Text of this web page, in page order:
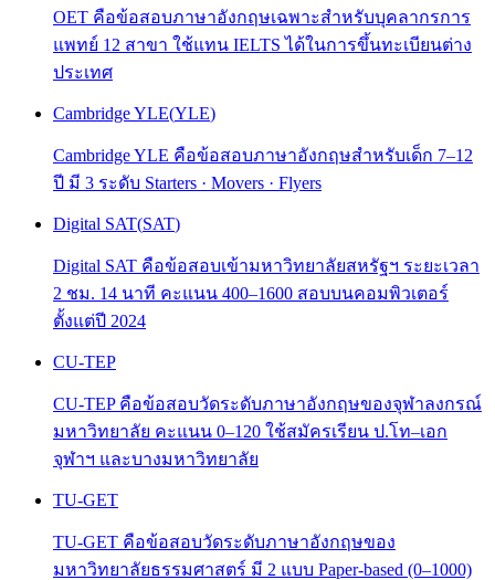
OET คือข้อสอบภาษาอังกฤษเฉพาะสำหรับบุคลากรการ
แพทย์ 12 สาขา ใช้แทน IELTS ได้ในการขึ้นทะเบียนต่าง
ประเทศ
Cambridge YLE(YLE)
Cambridge YLE คือข้อสอบภาษาอังกฤษสำหรับเด็ก 7–12
ปี มี 3 ระดับ Starters · Movers · Flyers
Digital SAT(SAT)
Digital SAT คือข้อสอบเข้ามหาวิทยาลัยสหรัฐฯ ระยะเวลา
2 ชม. 14 นาที คะแนน 400–1600 สอบบนคอมพิวเตอร์
ตั้งแต่ปี 2024
CU-TEP
CU-TEP คือข้อสอบวัดระดับภาษาอังกฤษของจุฬาลงกรณ์
มหาวิทยาลัย คะแนน 0–120 ใช้สมัครเรียน ป.โท–เอก
จุฬาฯ และบางมหาวิทยาลัย
TU-GET
TU-GET คือข้อสอบวัดระดับภาษาอังกฤษของ
มหาวิทยาลัยธรรมศาสตร์ มี 2 แบบ Paper-based (0–1000)